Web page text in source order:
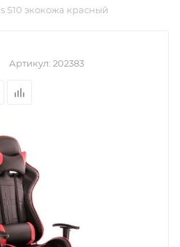
S10 экокожа красный
Артикул: 202383